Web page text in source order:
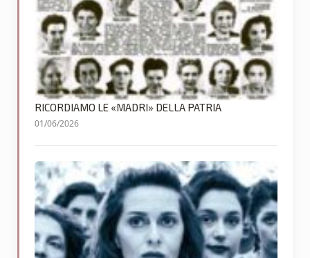
RICORDIAMO LE «MADRI» DELLA PATRIA
01/06/2026